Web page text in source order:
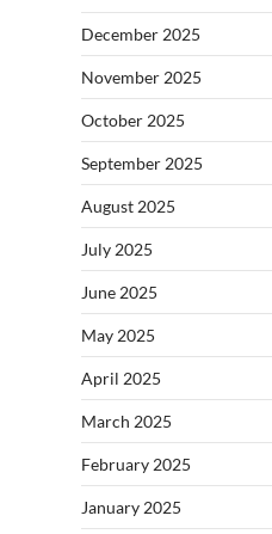
December 2025
November 2025
October 2025
September 2025
August 2025
July 2025
June 2025
May 2025
April 2025
March 2025
February 2025
January 2025